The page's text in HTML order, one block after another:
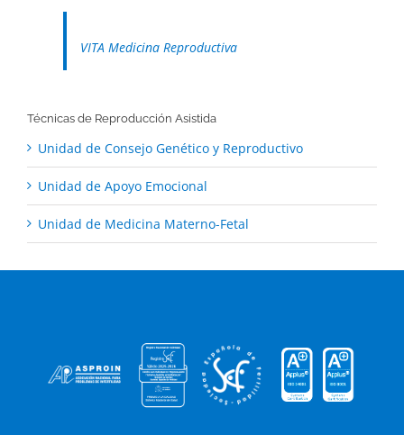
VITA Medicina Reproductiva
Técnicas de Reproducción Asistida
Unidad de Consejo Genético y Reproductivo
Unidad de Apoyo Emocional
Unidad de Medicina Materno-Fetal